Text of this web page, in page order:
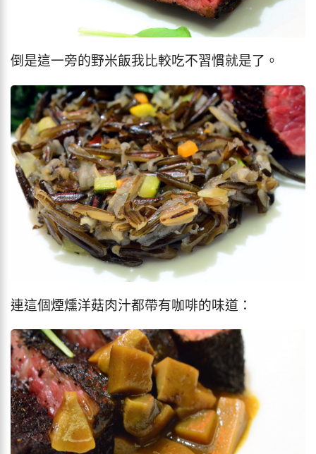
倒是這一旁的野米飯我比較吃不習慣就是了。
連這個煙燻洋菇肉汁都帶有咖啡的味道：